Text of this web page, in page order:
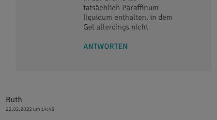
tatsächlich Paraffinum
liquidum enthalten. in dem
Gel allerdings nicht
ANTWORTEN
Ruth
22.02.2022 um 14:43